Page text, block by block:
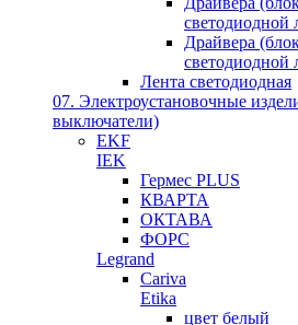
светодиодной
Драйвера
светодиодной
Лента светодиодная
07. Электроустановочные
выключатели)
EKF
IEK
Гермес PLUS
КВАРТА
ОКТАВА
ФОРС
Legrand
Cariva
Etika
цвет белый